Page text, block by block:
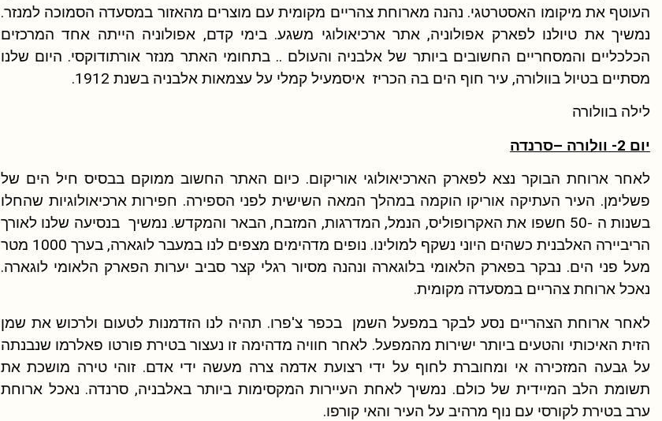
העוטף את מיקומו האסטרטגי. נהנה מארוחת צהריים מקומית עם מוצרים מהאזור במסעדה הסמוכה למנזר.
נמשיך את טיולנו לפארק אפולוניה, אתר ארכיאולוגי משגע. בימי קדם, אפולוניה הייתה אחד המרכזים
הכלכליים והמסחריים החשובים ביותר של אלבניה והעולם .. בתחומי האתר מנזר אורתודוקסי. היום שלנו
מסתיים בטיול בוולורה, עיר חוף הים בה הכריז איסמעיל קמלי על עצמאות אלבניה בשנת 1912.
לילה בוולורה
יום 2- וולורה –סרנדה
לאחר ארוחת הבוקר נצא לפארק הארכיאולוגי אוריקום. כיום האתר החשוב ממוקם בבסיס חיל הים של
פשלימן. העיר העתיקה אוריקו הוקמה במהלך המאה השישית לפני הספירה. חפירות ארכיאולוגיות שהחלו
בשנות ה -50 חשפו את האקרופוליס, הנמל, המדרגות, המזבח, הבאר והמקדש. נמשיך בנסיעה שלנו לאורך
הריביירה האלבנית כשהים היוני נשקף למולינו. נופים מדהימים מצפים לנו במעבר לוגארה, בערך 1000 מטר
מעל פני הים. נבקר בפארק הלאומי בלוגארה ונהנה מסיור רגלי קצר סביב יערות הפארק הלאומי לוגארה.
נאכל ארוחת צהריים במסעדה מקומית.
לאחר ארוחת הצהריים נסע לבקר במפעל השמן בכפר צ'פרו. תהיה לנו הזדמנות לטעום ולרכוש את שמן
הזית האיכותי והטעים ביותר ישירות מהמפעל. לאחר חוויה מדהימה זו נעצור בטירת פורטו פאלרמו שנבנתה
על גבעה המזכירה אי ומחוברת לחוף על ידי רצועת אדמה צרה מעשה ידי אדם. זוהי טירה מושכת את
תשומת הלב המיידית של כולם. נמשיך לאחת העיירות המקסימות ביותר באלבניה, סרנדה. נאכל ארוחת
ערב בטירת לקורסי עם נוף מרהיב על העיר והאי קורפו.